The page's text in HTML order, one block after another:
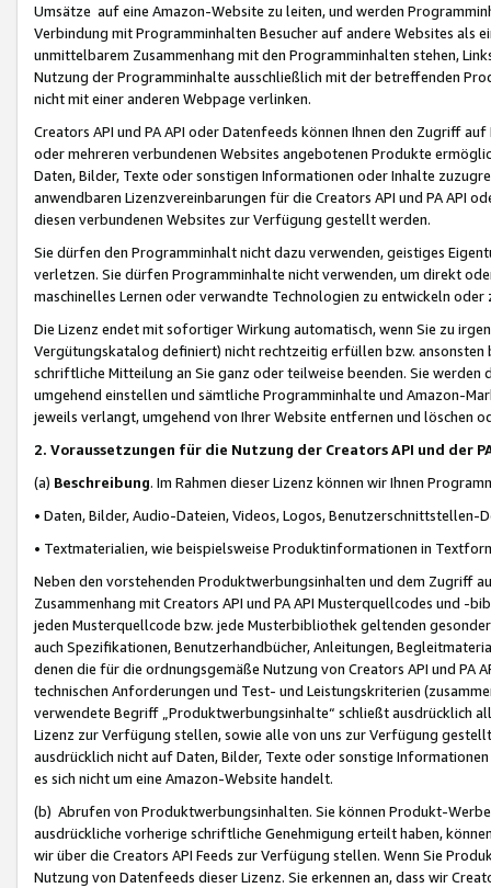
Umsätze auf eine Amazon-Website zu leiten, und werden
Verbindung mit Programminhalten Besucher auf andere Websites als
unmittelbarem Zusammenhang mit den Programminhalten stehen,
Nutzung der Programminhalte ausschließlich mit der betreffenden
nicht mit einer anderen Webpage verlinken.
Creators API und PA API oder Datenfeeds können Ihnen den Zugriff
oder mehreren verbundenen Websites angebotenen Produkte
Daten, Bilder, Texte oder sonstigen Informationen oder Inhalte
anwendbaren Lizenzvereinbarungen für die Creators API und PA API
diesen verbundenen Websites zur Verfügung gestellt werden.
Sie dürfen den Programminhalt nicht dazu verwenden, geistiges
verletzen. Sie dürfen Programminhalte nicht verwenden, um direkt
maschinelles Lernen oder verwandte Technologien zu entwickeln
Die Lizenz endet mit sofortiger Wirkung automatisch, wenn Sie zu
Vergütungskatalog definiert) nicht rechtzeitig erfüllen bzw. ansonsten
schriftliche Mitteilung an Sie ganz oder teilweise beenden. Sie werden
umgehend einstellen und sämtliche Programminhalte und Amazon-
jeweils verlangt, umgehend von Ihrer Website entfernen und löschen
2. Voraussetzungen für die Nutzung der Creators API und der
(a) Beschreibung. Im Rahmen dieser Lizenz können wir Ihnen
• Daten, Bilder, Audio-Dateien, Videos, Logos, Benutzerschnittstellen-
• Textmaterialien, wie beispielsweise Produktinformationen in
Neben den vorstehenden Produktwerbungsinhalten und dem Zugriff
Zusammenhang mit Creators API und PA API Musterquellcodes und
jeden Musterquellcode bzw. jede Musterbibliothek geltenden
auch Spezifikationen, Benutzerhandbücher, Anleitungen,
denen die für die ordnungsgemäße Nutzung von Creators API und PA
technischen Anforderungen und Test- und Leistungskriterien
verwendete Begriff „Produktwerbungsinhalte“ schließt ausdrücklich
Lizenz zur Verfügung stellen, sowie alle von uns zur Verfügung
ausdrücklich nicht auf Daten, Bilder, Texte oder sonstige
es sich nicht um eine Amazon-Website handelt.
(b) Abrufen von Produktwerbungsinhalten. Sie können Produkt-
ausdrückliche vorherige schriftliche Genehmigung erteilt haben,
wir über die Creators API Feeds zur Verfügung stellen. Wenn Sie
Nutzung von Datenfeeds dieser Lizenz. Sie erkennen an, dass wir